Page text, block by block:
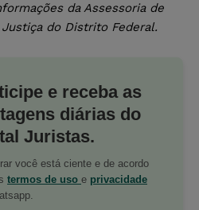
da Assessoria de
do Distrito Federal.
e receba as
diárias do
Juristas.
você está ciente e de acordo
termos de uso e privacidade